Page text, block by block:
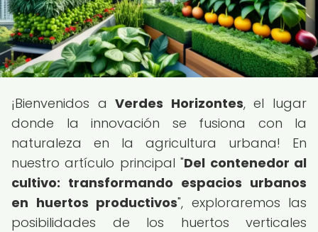
¡Bienvenidos aVerdes Horizontes, el lugar
donde la innovación se fusiona con la
naturaleza en la agricultura urbana! En
nuestro artículo principal "Del contenedor al
cultivo: transformando espacios urbanos
en huertos productivos", exploraremos las
posibilidades de los huertos verticales